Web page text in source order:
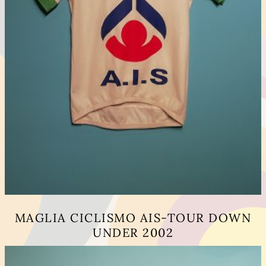
MAGLIA CICLISMO AIS-TOUR DOWN
UNDER 2002